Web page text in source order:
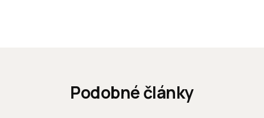
Podobné články